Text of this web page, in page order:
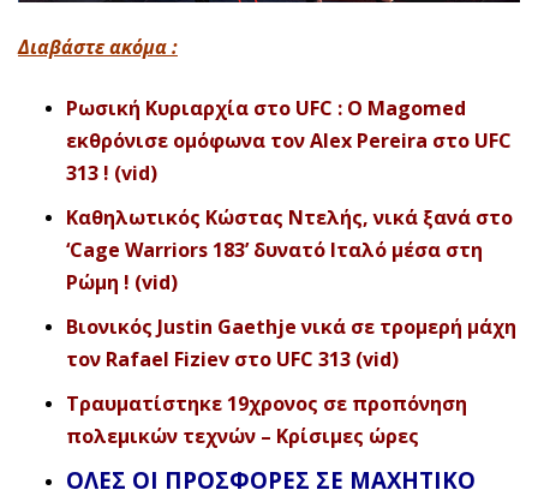
Διαβάστε ακόμα :
Ρωσική Κυριαρχία στο UFC : O Magomed
εκθρόνισε ομόφωνα τον Alex Pereira στο UFC
313 ! (vid)
Καθηλωτικός Κώστας Ντελής, νικά ξανά στο
‘Cage Warriors 183’ δυνατό Ιταλό μέσα στη
Ρώμη ! (vid)
Βιονικός Justin Gaethje νικά σε τρομερή μάχη
τον Rafael Fiziev στο UFC 313 (vid)
Τραυματίστηκε 19χρονος σε προπόνηση
πολεμικών τεχνών – Κρίσιμες ώρες
ΟΛΕΣ ΟΙ ΠΡΟΣΦΟΡΕΣ ΣΕ ΜΑΧΗΤΙΚΟ